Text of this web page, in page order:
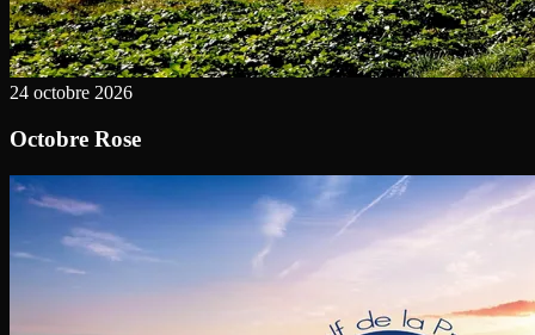
24 octobre 2026
Octobre Rose